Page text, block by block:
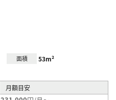
面積 53m²
月額目安